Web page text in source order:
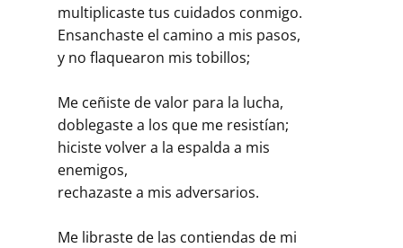
multiplicaste tus cuidados conmigo.
Ensanchaste el camino a mis pasos,
y no flaquearon mis tobillos;
Me ceñiste de valor para la lucha,
doblegaste a los que me resistían;
hiciste volver a la espalda a mis
enemigos,
rechazaste a mis adversarios.
Me libraste de las contiendas de mi